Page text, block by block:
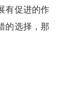
有促进的作
的选择，那